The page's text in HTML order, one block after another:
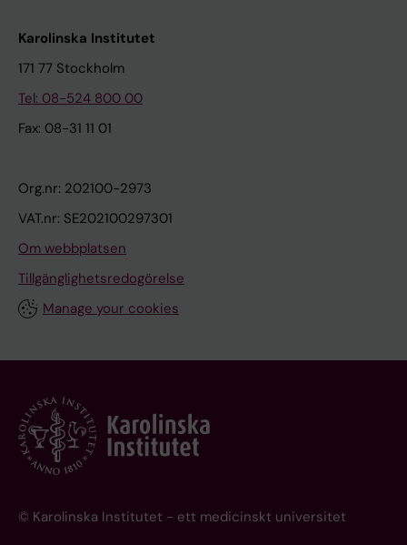
Karolinska Institutet
171 77 Stockholm
Tel: 08-524 800 00
Fax: 08-31 11 01
Org.nr: 202100-2973
VAT.nr: SE202100297301
Om webbplatsen
Tillgänglighetsredogörelse
Manage your cookies
© Karolinska Institutet - ett medicinskt universitet